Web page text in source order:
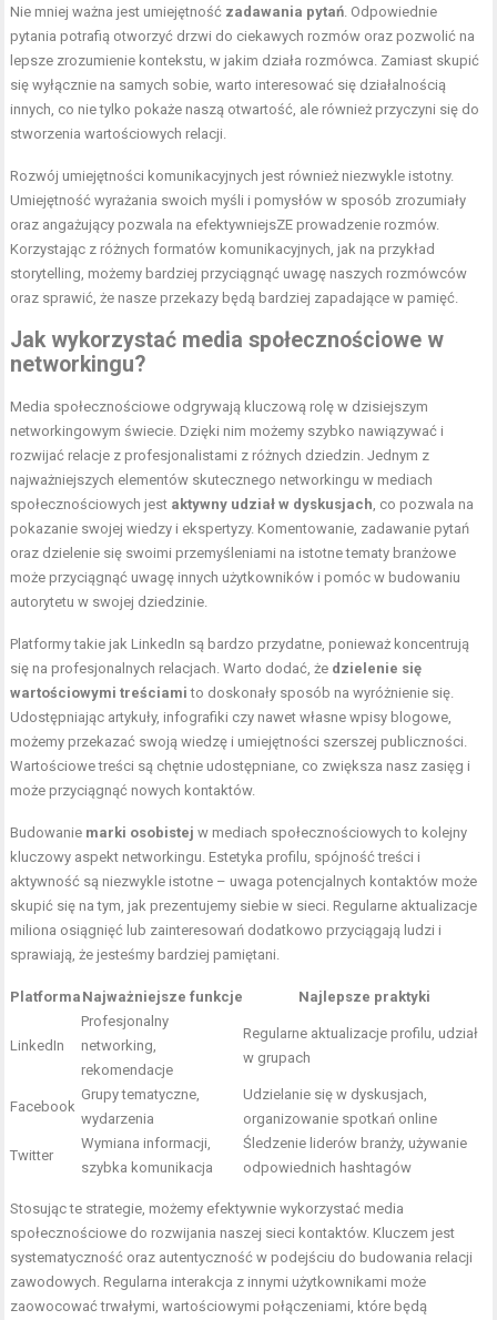
Nie mniej ważna jest umiejętność zadawania pytań . Odpowiednie
pytania potrafią otworzyć drzwi do ciekawych rozmów oraz pozwolić na
lepsze zrozumienie kontekstu, w jakim działa rozmówca. Zamiast skupić
się wyłącznie na samych sobie, warto interesować się działalnością
innych, co nie tylko pokaże naszą otwartość, ale również przyczyni się do
stworzenia wartościowych relacji.
Rozwój umiejętności komunikacyjnych jest również niezwykle istotny.
Umiejętność wyrażania swoich myśli i pomysłów w sposób zrozumiały
oraz angażujący pozwala na efektywniejsZE prowadzenie rozmów.
Korzystając z różnych formatów komunikacyjnych, jak na przykład
storytelling, możemy bardziej przyciągnąć uwagę naszych rozmówców
oraz sprawić, że nasze przekazy będą bardziej zapadające w pamięć.
Jak wykorzystać media społecznościowe w
networkingu?
Media społecznościowe odgrywają kluczową rolę w dzisiejszym
networkingowym świecie. Dzięki nim możemy szybko nawiązywać i
rozwijać relacje z profesjonalistami z różnych dziedzin. Jednym z
najważniejszych elementów skutecznego networkingu w mediach
społecznościowych jest aktywny udział w dyskusjach , co pozwala na
pokazanie swojej wiedzy i ekspertyzy. Komentowanie, zadawanie pytań
oraz dzielenie się swoimi przemyśleniami na istotne tematy branżowe
może przyciągnąć uwagę innych użytkowników i pomóc w budowaniu
autorytetu w swojej dziedzinie.
Platformy takie jak LinkedIn są bardzo przydatne, ponieważ koncentrują
się na profesjonalnych relacjach. Warto dodać, że dzielenie się
wartościowymi treściami to doskonały sposób na wyróżnienie się.
Udostępniając artykuły, infografiki czy nawet własne wpisy blogowe,
możemy przekazać swoją wiedzę i umiejętności szerszej publiczności.
Wartościowe treści są chętnie udostępniane, co zwiększa nasz zasięg i
może przyciągnąć nowych kontaktów.
Budowanie marki osobistej w mediach społecznościowych to kolejny
kluczowy aspekt networkingu. Estetyka profilu, spójność treści i
aktywność są niezwykle istotne – uwaga potencjalnych kontaktów może
skupić się na tym, jak prezentujemy siebie w sieci. Regularne aktualizacje
miliona osiągnięć lub zainteresowań dodatkowo przyciągają ludzi i
sprawiają, że jesteśmy bardziej pamiętani.
Platforma Najważniejsze funkcje Najlepsze praktyki
LinkedIn
Profesjonalny
networking,
rekomendacje
Regularne aktualizacje profilu, udział
w grupach
Facebook
Grupy tematyczne,
wydarzenia
Udzielanie się w dyskusjach,
organizowanie spotkań online
Twitter
Wymiana informacji,
szybka komunikacja
Śledzenie liderów branży, używanie
odpowiednich hashtagów
Stosując te strategie, możemy efektywnie wykorzystać media
społecznościowe do rozwijania naszej sieci kontaktów. Kluczem jest
systematyczność oraz autentyczność w podejściu do budowania relacji
zawodowych. Regularna interakcja z innymi użytkownikami może
zaowocować trwałymi, wartościowymi połączeniami, które będą